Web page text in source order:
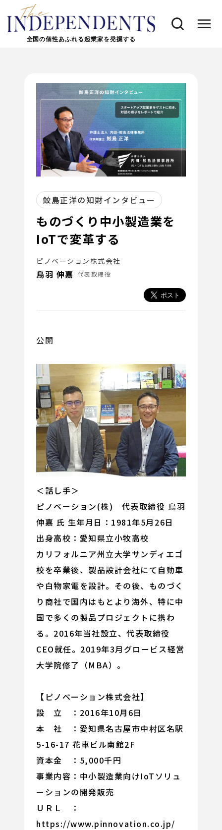
全国の個性あふれる起業家を発掘する
鮫島正洋の知財インタビュー
ものづくり中小製造業を
IoTで変革する
ピノベーション株式会社
鳥羽 伸嘉 代表取締役
公開
＜話し手＞
ピノベーション(株) 代表取締役 鳥羽
伸嘉 氏 生年月日：1981年5月26日
出身高校：愛知県立小牧高校
カリフォルニア州立大学サンディエゴ
校を卒業後、製品設計会社にて自動車
や白物家電を設計。その後、ものづく
り商社で国内はもとより海外、特に中
国で多くの製品プロジェクトに携わ
る。2016年当社設立、代表取締役
CEO就任。2019年3月グロービス経営
大学院修了（MBA）。
【ピノベーション株式会社】
設 立 ：2016年10月6日
本 社 ：愛知県名古屋市中村区名駅
5-16-17 花車ビル南館2F
資本金 ：5,000千円
事業内容：中小製造業向けIoTソリュ
ーションの開発販売
ＵＲＬ ：
https://www.pinnovation.co.jp/